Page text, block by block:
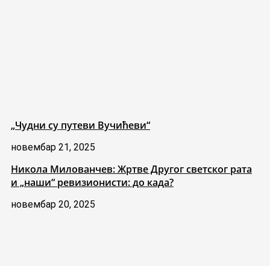
„Чудни су путеви Вучићеви“
новембар 21, 2025
Никола Милованчев: Жртве Другог светског рата
и „наши“ ревизионисти: до када?
новембар 20, 2025